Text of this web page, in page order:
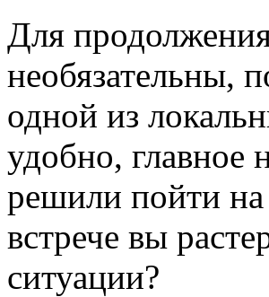
Для
необязательны,
одной из
удобно, главное
решили пойти
встрече вы
ситуации?